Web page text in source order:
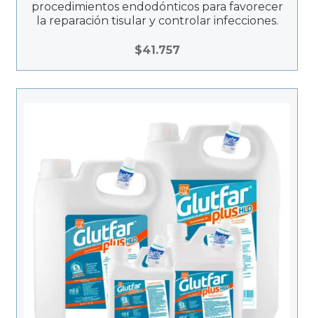
procedimientos endodónticos para favorecer
la reparación tisular y controlar infecciones.
$41.757